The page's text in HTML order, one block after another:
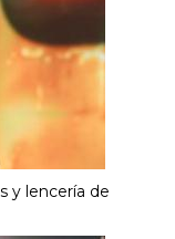
y lencería de